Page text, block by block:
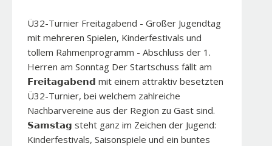
Ü32-Turnier Freitagabend - Großer Jugendtag
mit mehreren Spielen, Kinderfestivals und
tollem Rahmenprogramm - Abschluss der 1.
Herren am Sonntag Der Startschuss fällt am
𝗙𝗿𝗲𝗶𝘁𝗮𝗴𝗮𝗯𝗲𝗻𝗱 mit einem attraktiv besetzten
Ü32-Turnier, bei welchem zahlreiche
Nachbarvereine aus der Region zu Gast sind.
𝗦𝗮𝗺𝘀𝘁𝗮𝗴 steht ganz im Zeichen der Jugend:
Kinderfestivals, Saisonspiele und ein buntes